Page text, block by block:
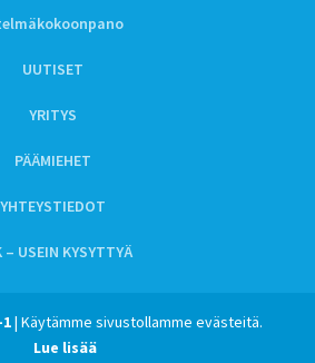
UUTISET
YRITYS
PÄÄMIEHET
YHTEYSTIEDOT
– USEIN KYSYTTYÄ
| Käytämme sivustollamme evästeitä.
Lue lisää